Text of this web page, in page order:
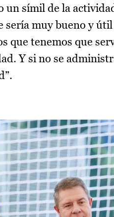
un símil de la
sería muy bueno y
que tenemos que
Y si no se